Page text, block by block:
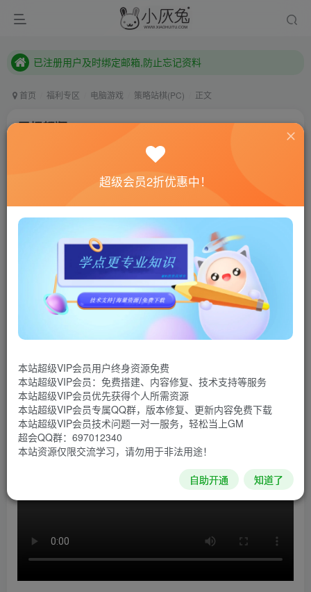
本站已开启QQ微信快速登录 ,拥有本站会员用户及时请问个人中心绑定！
首页 福利专区 电脑游戏 策略站棋(PC) 正文
展翅翱翔/WINGSPAN
联网教程： 内附教程
单机教程： 内附教程
不懂的话联系客服！！！
本站的资源转载自国内外各大媒体和网络，仅供试玩体
验。如果您喜欢该游戏内容，请支持正版 →→→正版购买
游戏介绍
《展翅翱翔》是一款屡获殊荣的鸟类主题策略卡牌游
快，适合1-5名玩家。作为鸟类发烧友，你的目标是发现和吸
引更多的鸟儿加入你的自然保护区。
游戏视频
超级会员2折优惠中！
本站超级VIP会员用户终身资源免费
本站超级VIP会员：免费搭建、内容修复、技术支持等服务
本站超级VIP会员优先获得个人所需资源
本站超级VIP会员专属QQ群，版本修复、更新内容免费下载
本站超级VIP会员技术问题一对一服务，轻松当上GM
超会QQ群：697012340
本站资源仅限交流学习，请勿用于非法用途！
自助开通 知道了